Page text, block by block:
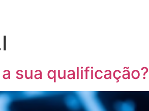
sua qualificação?